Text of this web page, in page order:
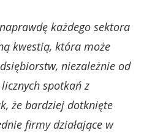
każdego sektora
kwestią, która może
niezależnie od
spotkań z
że bardziej dotknięte
firmy działające w